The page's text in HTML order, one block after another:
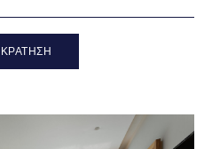
ΚΡΆΤΗΣΗ